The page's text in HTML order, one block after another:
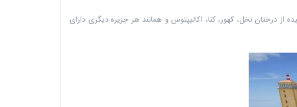
درختان نخل، کهور، کنا، اکالیپتوس و همانند هر جزیره دیگری دارای